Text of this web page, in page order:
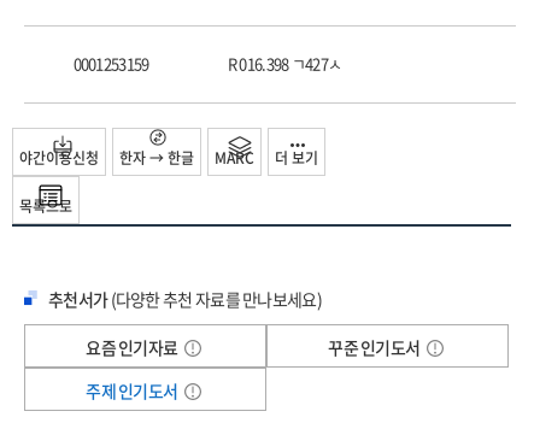
navigation)(이미지참조) / HAMEL, Hendrick 21
3. 금단의 땅: 한국으로의 항해(A forbidden land: voyages to the Corea(Ein
5. 조선-고요한 아침의 나라(Choson, the land of the morning calm) / LOWELL,
Percival 29
6. 한국의 땅과 사람들(Land und Leute in Korea; Vortrag gehalten am 3,
7. 한국에서의 삶(Life in Korea) / CARLES, William Richard 35
8. 리델 주교: 조선교회 교구장 필리포폴리스 주교(Mgr Ridel: eveque de
Philippopolis vicaire apostolique de coree: d'apres sa correspondance) /
Mgr RIDEL, Abbe Arthur Piacentini(이미지참조) 37
9. 한국의 역사: 고대와 현대 관습, 언어, 지리를 포함하여(History of Corea:
0001253159 R 016.398 ㄱ427ㅅ
목록으로
야간이용신청 한자 → 한글 MARC 더 보기
추천서가(다양한 추천 자료를 만나보세요)
요즘 인기자료
꾸준 인기도서
주제 인기도서